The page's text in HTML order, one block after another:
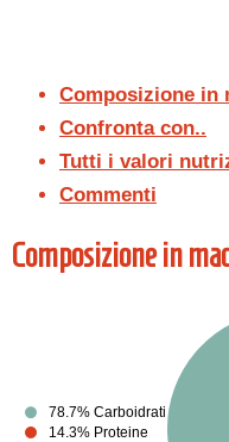
Composizione in
Confronta con..
Tutti i valori
Commenti
Composizione in
78.7% Carboidrati
14.3% Proteine